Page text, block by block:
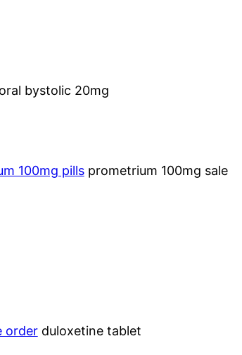
oral bystolic 20mg
100mg pillsprometrium 100mg sale
orderduloxetine tablet